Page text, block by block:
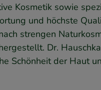
Kosmetik sowie
und höchste
strengen
Dr.
Schönheit der Haut